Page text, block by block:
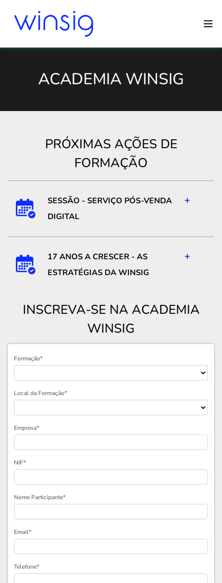
ACADEMIA WINSIG
PRÓXIMAS AÇÕES DE
FORMAÇÃO
SESSÃO - SERVIÇO PÓS-VENDA
DIGITAL
+
17 ANOS A CRESCER - AS
ESTRATÉGIAS DA WINSIG
+
INSCREVA-SE NA ACADEMIA
WINSIG
Formação*
Local da Formação*
Empresa*
NIF*
Nome Participante*
Email*
Telefone*